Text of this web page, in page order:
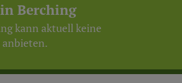
Berching
kann aktuell keine
anbieten.